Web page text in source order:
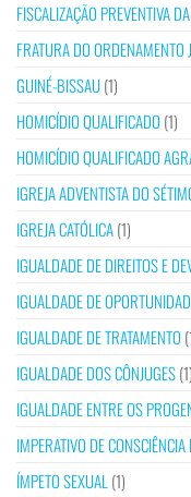
FISCALIZAÇÃO PREVENTIVA
FRATURA DO ORDENAMENTO
GUINÉ-BISSAU(1)
HOMICÍDIO QUALIFICADO (1)
HOMICÍDIO QUALIFICADO
IGREJA ADVENTISTA DO
IGREJA CATÓLICA(1)
IGUALDADE DE DIREITOS E
IGUALDADE DE
IGUALDADE DE TRATAMENTO
IGUALDADE DOS CÔNJUGES(1)
IGUALDADE ENTRE OS
IMPERATIVO DE
ÍMPETO SEXUAL (1)